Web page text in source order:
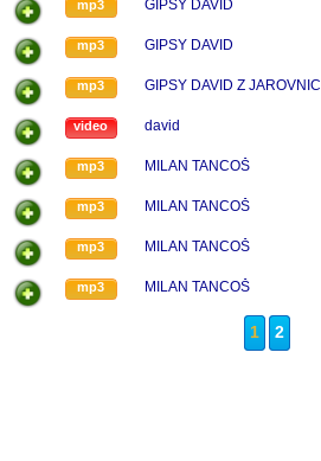
mp3 GIPSY DAVID
mp3 GIPSY DAVID
mp3 GIPSY DAVID Z JAROVNIC
video david
mp3 MILAN TANCOŠ
mp3 MILAN TANCOŠ
mp3 MILAN TANCOŠ
mp3 MILAN TANCOŠ
1 2